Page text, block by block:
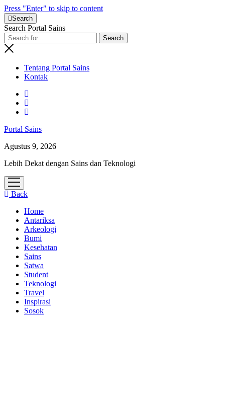
Press "Enter" to skip to content
Search
Search Portal Sains
Tentang Portal Sains
Kontak
Portal Sains
Agustus 9, 2026
Lebih Dekat dengan Sains dan Teknologi
open
menu
Back
Home
Antariksa
Arkeologi
Bumi
Kesehatan
Sains
Satwa
Student
Teknologi
Travel
Inspirasi
Sosok